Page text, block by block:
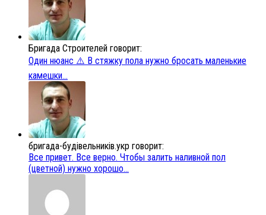
Бригада Строителей говорит:
Один нюанс ⚠️ В стяжку пола нужно бросать маленькие
камешки...
бригада-будівельників.укр говорит:
Все привет. Все верно. Чтобы залить наливной пол
(цветной) нужно хорошо...